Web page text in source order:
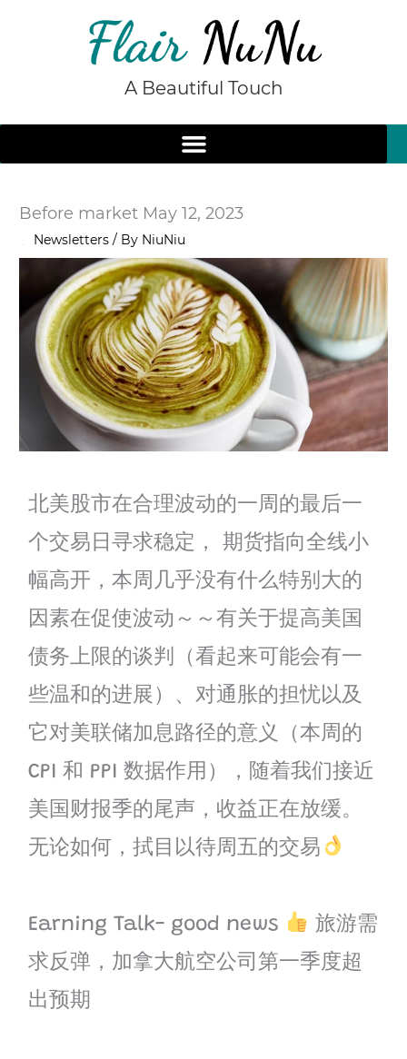
A Beautiful Touch
Before market May 12, 2023
Newsletters / By NiuNiu
北美股市在合理波动的一周的最后一
个交易日寻求稳定， 期货指向全线小
幅高开，本周几乎没有什么特别大的
因素在促使波动～～有关于提高美国
债务上限的谈判（看起来可能会有一
些温和的进展）、对通胀的担忧以及
它对美联储加息路径的意义（本周的
CPI 和 PPI 数据作用），随着我们接近
美国财报季的尾声，收益正在放缓。
无论如何，拭目以待周五的交易
Earning Talk- good news
旅游需
求反弹，加拿大航空公司第一季度超
出预期